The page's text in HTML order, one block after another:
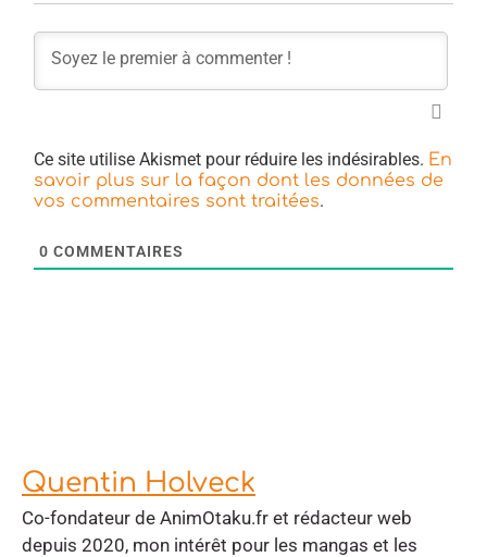
Ce site utilise Akismet pour réduire les indésirables. En
savoir plus sur la façon dont les données de
vos commentaires sont traitées.
0 COMMENTAIRES
Quentin Holveck
Co-fondateur de AnimOtaku.fr et rédacteur web
depuis 2020, mon intérêt pour les mangas et les